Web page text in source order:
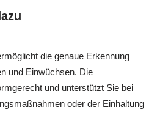
die genaue Erkennung
und Einwüchsen. Die
und unterstützt Sie bei
oder der Einhaltung